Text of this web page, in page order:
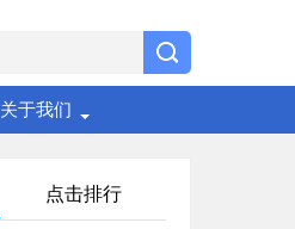
关于我们
点击排行